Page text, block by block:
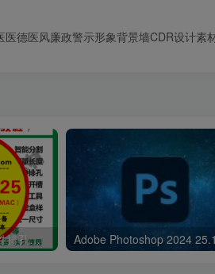
医德医风廉政警示形象背景墙CDR设计素
CDR2025自动排版软件排孔插件ecut省料LED冲孔字解决提示升级问题